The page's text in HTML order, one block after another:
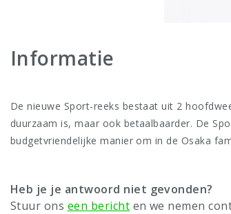
Informatie
De nieuwe Sport-reeks bestaat uit 2
duurzaam is, maar ook betaalbaarder. De
budgetvriendelijke manier om in de Osaka
Heb je je antwoord niet gevonden?
Stuur ons een bericht en we nemen